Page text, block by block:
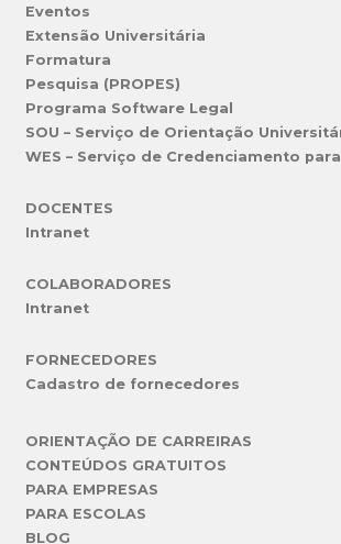
Eventos
Extensão Universitária
Formatura
Pesquisa (PROPES)
Programa Software Legal
SOU – Serviço de Orientação
WES – Serviço de Credenciamento
DOCENTES
Intranet
COLABORADORES
Intranet
FORNECEDORES
Cadastro de fornecedores
ORIENTAÇÃO DE CARREIRAS
CONTEÚDOS GRATUITOS
PARA EMPRESAS
PARA ESCOLAS
BLOG